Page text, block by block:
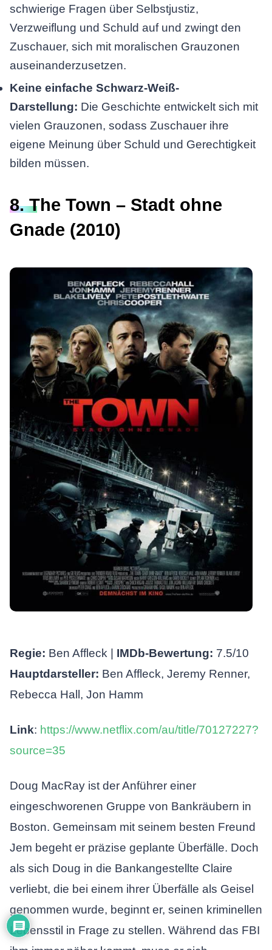
schwierige Fragen über Selbstjustiz,
Verzweiflung und Schuld auf und zwingt den
Zuschauer, sich mit moralischen Grauzonen
auseinanderzusetzen.
Keine einfache Schwarz-Weiß-
Darstellung: Die Geschichte entwickelt sich mit
vielen Grauzonen, sodass Zuschauer ihre
eigene Meinung über Schuld und Gerechtigkeit
bilden müssen.
8. The Town – Stadt ohne
Gnade (2010)
Regie: Ben Affleck | IMDb-Bewertung: 7.5/10
Hauptdarsteller: Ben Affleck, Jeremy Renner,
Rebecca Hall, Jon Hamm
Link: https://www.netflix.com/au/title/70127227?
source=35
Doug MacRay ist der Anführer einer
eingeschworenen Gruppe von Bankräubern in
Boston. Gemeinsam mit seinem besten Freund
Jem begeht er präzise geplante Überfälle. Doch
als sich Doug in die Bankangestellte Claire
verliebt, die bei einem ihrer Überfälle als Geisel
genommen wurde, beginnt er, seinen kriminellen
Lebensstil in Frage zu stellen. Während das FBI